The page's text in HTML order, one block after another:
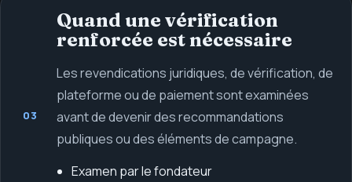
03
Quand une vérification
renforcée est nécessaire
Les revendications juridiques, de vérification, de
plateforme ou de paiement sont examinées
avant de devenir des recommandations
publiques ou des éléments de campagne.
Examen par le fondateur